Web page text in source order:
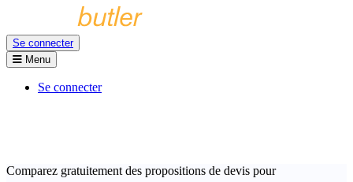
Se connecter
Menu
Se connecter
Comparez gratuitement des propositions de devis pour